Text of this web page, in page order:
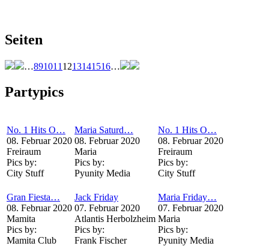
Seiten
…891011 1213141516…
Partypics
No. 1 Hits O…
08. Februar 2020
Freiraum
Pics by:
City Stuff
Maria Saturd…
08. Februar 2020
Maria
Pics by:
Pyunity Media
No. 1 Hits O…
08. Februar 2020
Freiraum
Pics by:
City Stuff
Gran Fiesta…
08. Februar 2020
Mamita
Pics by:
Mamita Club
Jack Friday
07. Februar 2020
Atlantis Herbolzheim
Pics by:
Frank Fischer
Maria Friday…
07. Februar 2020
Maria
Pics by:
Pyunity Media